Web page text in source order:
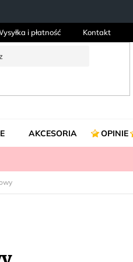
i płatność Kontakt
AKCESORIA OPINIE